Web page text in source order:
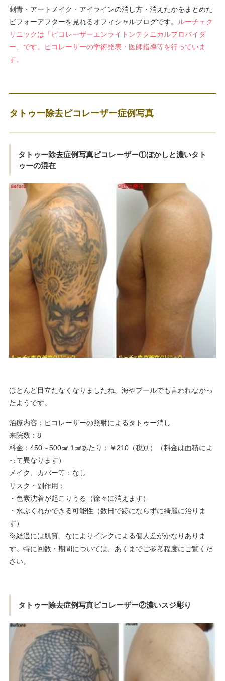
刺青・アートメイク・アイラインの消し方・消えたかをまとめた
ビフォーアフターを見れるオフィシャルブログです。
ルーチェク
リニックは「ピコレーザーエンライトンテクニカルプロバイダ
ー」です。ピコレーザーの学術発表・医師指導等を行っていま
す。
タトゥー除去ピコレーザー症例写真
タトゥー除去症例写真ピコレーザー①ぼかしと濃いタト
ゥーの混在
ほとんど目立たなくなりましたね。海やプールでも言われなかっ
たようです。
治療内容：ピコレーザーの照射によるタトゥー消し
来院数：8
料金：450～500㎠ 1㎠あたり：￥210（税別）（料金は面積によ
って異なります）
メイク、カバー等：なし
リスク・副作用：
・色素沈着が起こりうる（徐々に消えます）
・水ぶくれができる可能性（数日で跡にならずに綺麗に治りま
す）
※経過には肌質、なによりインクによる個人差がかなりありま
す。特に回数・期間については、あくまでご参考程度にご覧くだ
さい。
タトゥー除去症例写真ピコレーザー②濃いスジ彫り